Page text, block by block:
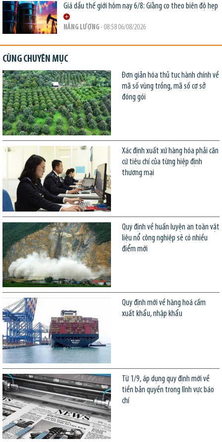
Giá dầu thế giới hôm nay 6/8: Giằng co theo biên độ hẹp
NĂNG LƯỢNG - 08:58 06/08/2026
CÙNG CHUYÊN MỤC
Đơn giản hóa thủ tục hành chính về
mã số vùng trồng, mã số cơ sở
đóng gói
Xác định xuất xứ hàng hóa phải căn
cứ tiêu chí của từng hiệp định
thương mại
Quy định về huấn luyện an toàn vật
liệu nổ công nghiệp sẽ có nhiều
điểm mới
Quy định mới về hàng hoá cấm
xuất khẩu, nhập khẩu
Từ 1/9, áp dụng quy định mới về
tiền bản quyền trong lĩnh vực báo
chí